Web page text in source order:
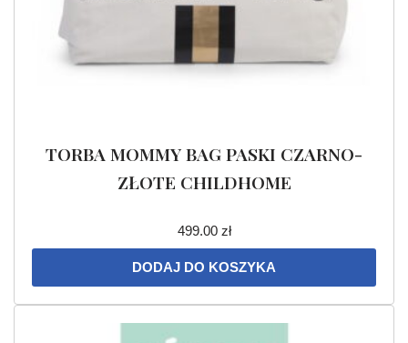
TORBA MOMMY BAG PASKI CZARNO-
ZŁOTE CHILDHOME
499.00 zł
DODAJ DO KOSZYKA